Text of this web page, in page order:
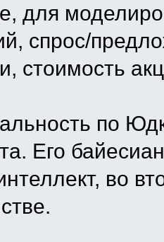
для
спрос/
стоимость
по
Его
во